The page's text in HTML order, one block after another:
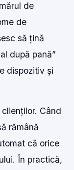
de
de
să țină
după pană”
dispozitiv și
Când
rămână
că orice
În practică,